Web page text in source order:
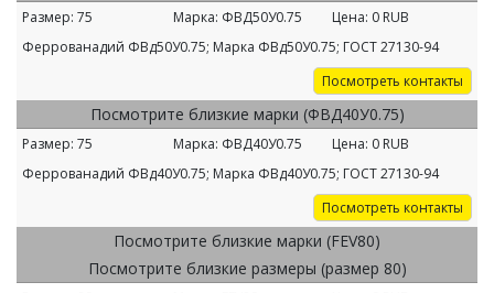
Размер: 75 Марка: ФВД50У0.75 Цена: 0 RUB
Феррованадий ФВд50У0.75; Марка ФВд50У0.75; ГОСТ 27130-94
Посмотреть контакты
Посмотрите близкие марки (ФВД40У0.75)
Размер: 75 Марка: ФВД40У0.75 Цена: 0 RUB
Феррованадий ФВд40У0.75; Марка ФВд40У0.75; ГОСТ 27130-94
Посмотреть контакты
Посмотрите близкие марки (FEV80)
Посмотрите близкие размеры (размер 80)